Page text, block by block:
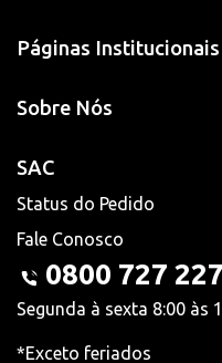
Páginas Institucionais
Sobre Nós
SAC
Status do Pedido
Fale Conosco
0800 727
Segunda à sexta 8:00 às
*Exceto feriados